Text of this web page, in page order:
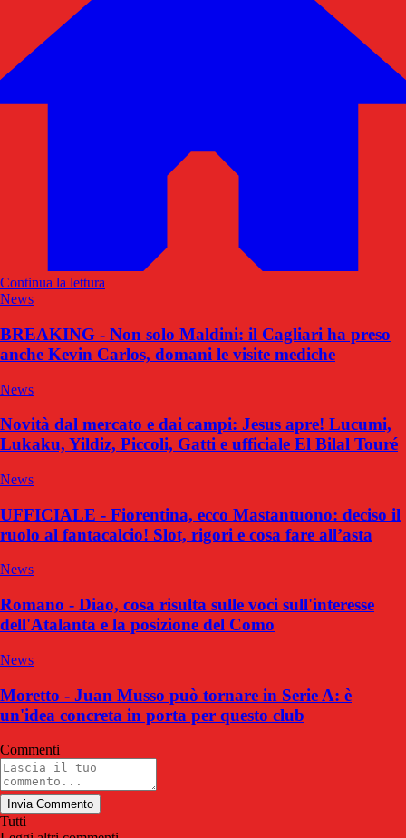
Continua la lettura
News
BREAKING - Non solo Maldini: il Cagliari ha preso
anche Kevin Carlos, domani le visite mediche
News
Novità dal mercato e dai campi: Jesus apre! Lucumi,
Lukaku, Yildiz, Piccoli, Gatti e ufficiale El Bilal Touré
News
UFFICIALE - Fiorentina, ecco Mastantuono: deciso il
ruolo al fantacalcio! Slot, rigori e cosa fare all’asta
News
Romano - Diao, cosa risulta sulle voci sull'interesse
dell'Atalanta e la posizione del Como
News
Moretto - Juan Musso può tornare in Serie A: è
un'idea concreta in porta per questo club
Commenti
Invia Commento
Tutti